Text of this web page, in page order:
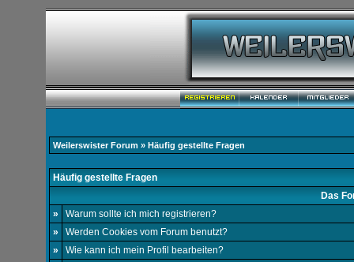
Weilerswister Forum » Häufig gestellte Fragen
Häufig gestellte Fragen
Das
»
Warum sollte ich mich registrieren?
»
Werden Cookies vom Forum benutzt?
»
Wie kann ich mein Profil bearbeiten?